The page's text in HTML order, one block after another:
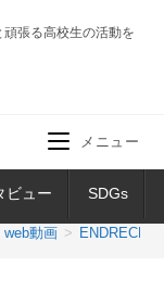
張る高校生の活動を
ビュー SDGs
メニュー
web動画 >